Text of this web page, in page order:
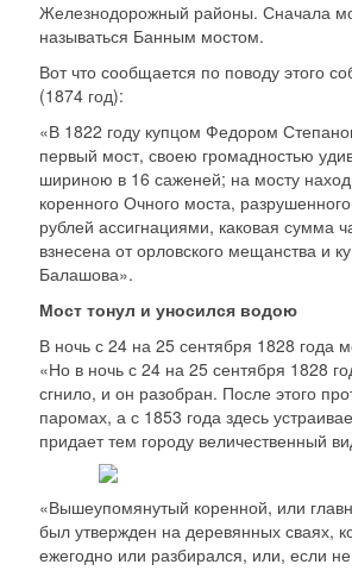
Железнодорожный районы. Сначала
называться Банным мостом.
Вот что сообщается по поводу этого
(1874 год):
«В 1822 году купцом Федором
первый мост, своею громадностью
шириною в 16 саженей; на мосту
коренного Очного моста,
рублей ассигнациями, каковая сумма
взнесена от орловского мещанства и
Балашова».
Мост тонул и уносился водою
В ночь с 24 на 25 сентября 1828 года
«Но в ночь с 24 на 25 сентября 1828
сгнило, и он разобран. После этого
паромах, а с 1853 года здесь
придает тем городу величественный
«Вышеупомянутый коренной, или
был утвержден на деревянных сваях,
ежегодно или разбирался, или, если